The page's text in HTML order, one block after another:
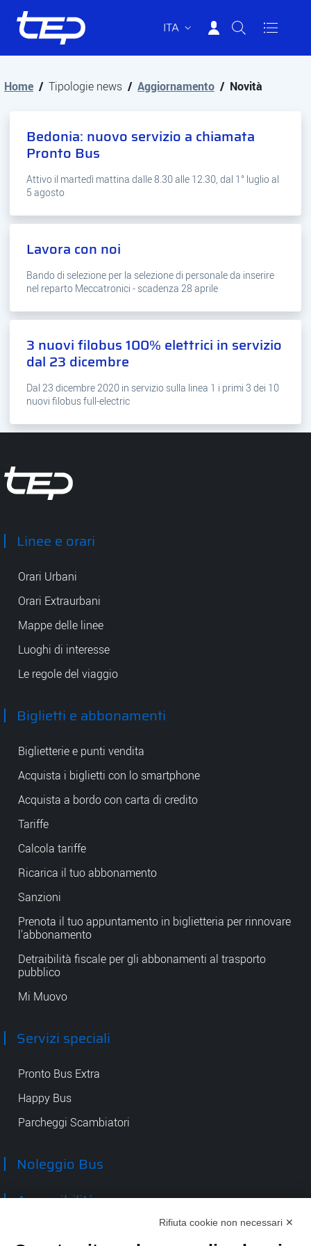
Tep - Trasporti pubblici ParmaITA
Home / Tipologie news / Aggiornamento / Novità
Bedonia: nuovo servizio a chiamata
Pronto Bus
Attivo il martedì mattina dalle 8.30 alle 12.30, dal 1° luglio al
5 agosto
Lavora con noi
Bando di selezione per la selezione di personale da inserire
nel reparto Meccatronici - scadenza 28 aprile
3 nuovi filobus 100% elettrici in servizio
dal 23 dicembre
Dal 23 dicembre 2020 in servizio sulla linea 1 i primi 3 dei 10
nuovi filobus full-electric
Linee e orari
Orari Urbani
Orari Extraurbani
Mappe delle linee
Luoghi di interesse
Le regole del viaggio
Biglietti e abbonamenti
Biglietterie e punti vendita
Acquista i biglietti con lo smartphone
Acquista a bordo con carta di credito
Tariffe
Calcola tariffe
Ricarica il tuo abbonamento
Sanzioni
Prenota il tuo appuntamento in biglietteria per rinnovare
l'abbonamento
Detraibilità fiscale per gli abbonamenti al trasporto
pubblico
Mi Muovo
Servizi speciali
Pronto Bus Extra
Happy Bus
Parcheggi Scambiatori
Noleggio Bus
Accessibilità
Rifiuta cookie non necessari ✕